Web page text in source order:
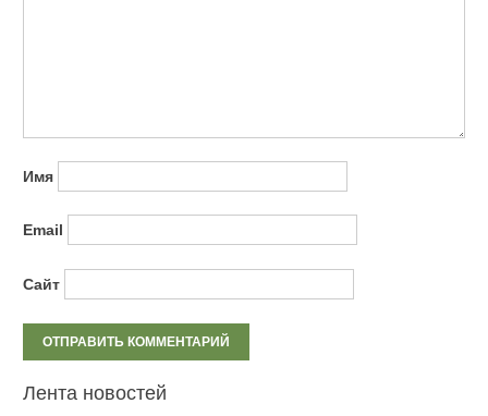
Имя
Email
Сайт
Лента новостей